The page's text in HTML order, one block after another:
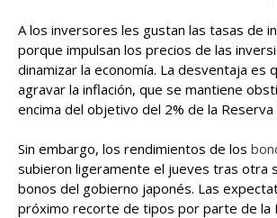
A los inversores les gustan las tasas de
porque impulsan los precios de las
dinamizar la economía. La desventaja es
agravar la inflación, que se mantiene
encima del objetivo del 2% de la Reserva
Sin embargo, los rendimientos de los
subieron ligeramente el jueves tras otra
bonos del gobierno japonés. Las
próximo recorte de tipos por parte de la